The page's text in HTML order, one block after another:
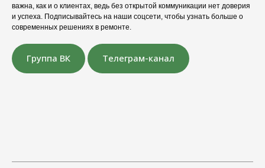
важна, как и о клиентах, ведь без открытой коммуникации нет доверия
и успеха. Подписывайтесь на наши соцсети, чтобы узнать больше о
современных решениях в ремонте.
Группа ВК Телеграм-канал